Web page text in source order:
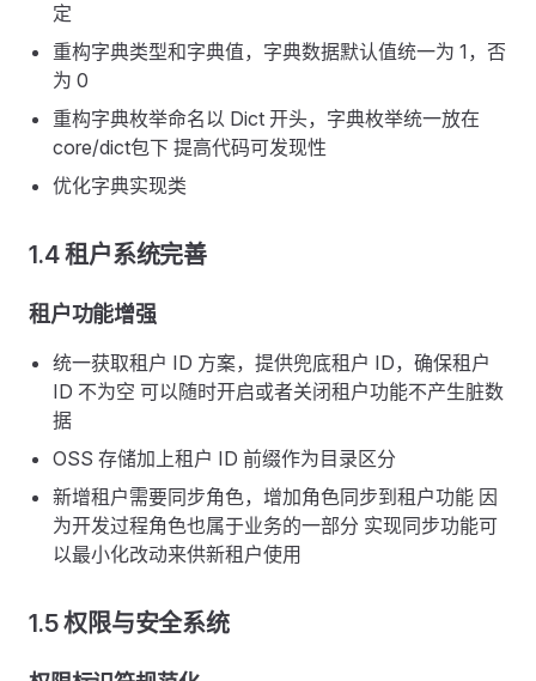
定
重构字典类型和字典值，字典数据默认值统一为 1，否
为 0
重构字典枚举命名以 Dict 开头，字典枚举统一放在
core/dict包下 提高代码可发现性
优化字典实现类
1.4 租户系统完善
租户功能增强
统一获取租户 ID 方案，提供兜底租户 ID，确保租户
ID 不为空 可以随时开启或者关闭租户功能不产生脏数
据
OSS 存储加上租户 ID 前缀作为目录区分
新增租户需要同步角色，增加角色同步到租户功能 因
为开发过程角色也属于业务的一部分 实现同步功能可
以最小化改动来供新租户使用
1.5 权限与安全系统